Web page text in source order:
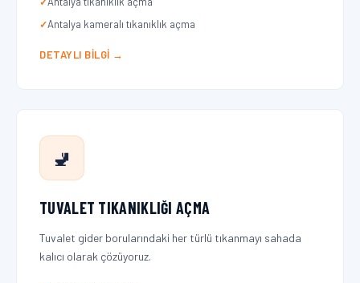
Antalya kameralı tıkanıklık açma
DETAYLI BILGI →
🚽
TUVALET TIKANIKLIĞI AÇMA
Tuvalet gider borularındaki her türlü tıkanmayı sahada
kalıcı olarak çözüyoruz.